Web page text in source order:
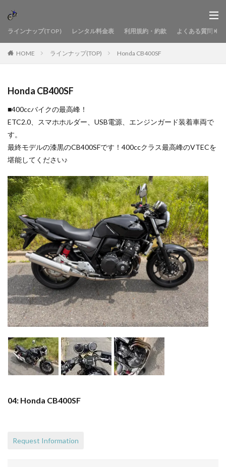
ラインナップ(TOP) レンタル料金表 利用規約・約款 よくある質問
HOME ラインナップ(TOP) Honda CB400SF
Honda CB400SF
■400ccバイクの最高峰！
ETC2.0、スマホホルダー、USB電源、エンジンガード装着車両で
す。
最終モデルの漆黒のCB400SFです！400ccクラス最高峰のVTECを
堪能してください♪
04: Honda CB400SF
Request Information